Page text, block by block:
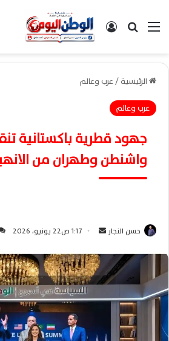
القائمةبحث عن تسجيل الدخول
الرئيسية/عرب وعالم
عرب وعالم
جهود قطرية باكستانية
واشنطن وطهران من
حسن النجار
س
ل
ر
د
1:17 ص22 يونيو، 2026